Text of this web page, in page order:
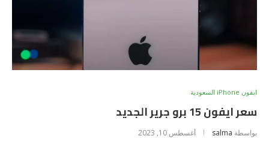
ايفون iPhone السعودية
سعر ايفون 15 برو جرير الجديد
بواسطة salma أغسطس 10, 2023